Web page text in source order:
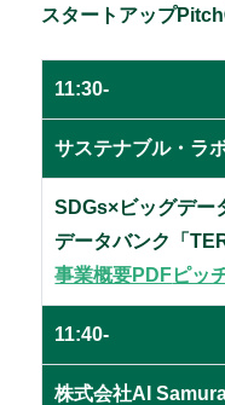
スタートアップ
11:30-
サステナブル・ラ
SDGs×ビッグデー
データバンク「
事業概要PDFピッ
11:40-
株式会社AI